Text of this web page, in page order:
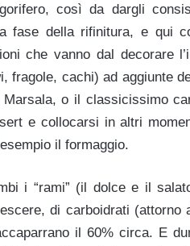
così da dargli
fase della rifinitura, e qui
che vanno dal decorare
fragole, cachi) ad aggiunte
o il classicissimo
e collocarsi in altri
il formaggio.
i “rami” (il dolce e il
di carboidrati (attorno
il 60% circa. E